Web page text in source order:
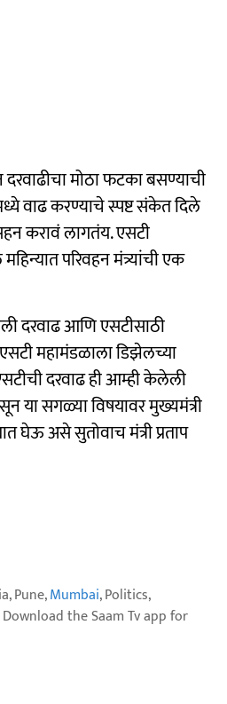
दरवाढीचा मोठा फटका बसण्याची
वाढ करण्याचे स्पष्ट संकेत दिले
करावं लागतंय. एसटी
परिवहन मंत्र्यांची एक
दरवाढ आणि एसटीसाठी
महामंडळाला डिझेलच्या
दरवाढ ही आम्ही केलेली
या सगळ्या विषयावर मुख्यमंत्री
घेऊ असे सुतोवाच मंत्री प्रताप
Pune,Mumbai, Politics,
the Saam Tv app for